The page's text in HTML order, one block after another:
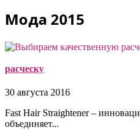
Мода 2015
расческу
30 августа 2016
Fast Hair Straightener –
объединяет...